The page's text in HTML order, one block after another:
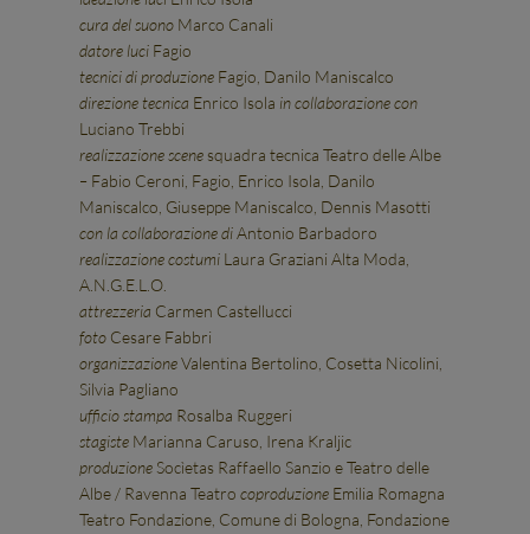
cura del suono Marco Canali
datore luci Fagio
tecnici di produzione Fagio, Danilo Maniscalco
direzione tecnica Enrico Isola in collaborazione con
Luciano Trebbi
realizzazione scene squadra tecnica Teatro delle Albe
– Fabio Ceroni, Fagio, Enrico Isola, Danilo
Maniscalco, Giuseppe Maniscalco, Dennis Masotti
con la collaborazione diAntonio Barbadoro
realizzazione costumi Laura Graziani Alta Moda,
A.N.G.E.L.O.
attrezzeria Carmen Castellucci
foto Cesare Fabbri
organizzazioneValentina Bertolino, Cosetta Nicolini,
Silvia Pagliano
ufficio stampa Rosalba Ruggeri
stagiste Marianna Caruso, Irena Kraljic
produzione Socìetas Raffaello Sanzio e Teatro delle
Albe / Ravenna Teatrocoproduzione Emilia Romagna
Teatro Fondazione, Comune di Bologna, Fondazione